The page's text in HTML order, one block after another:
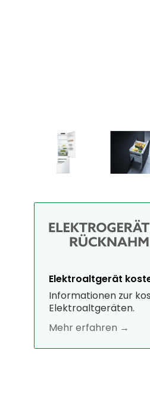
Elektroaltgerät
Informationen zur
Elektroaltgeräten.
Mehr erfahren →